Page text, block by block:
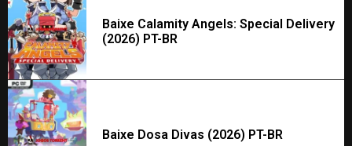
Baixe Calamity Angels: Special Delivery
(2026) PT-BR
Baixe Dosa Divas (2026) PT-BR